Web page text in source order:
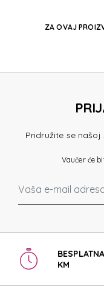
ZA OVAJ
Pridružite se
Vaučer će
KM